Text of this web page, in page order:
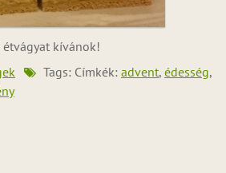
étvágyat kívánok!
Tags: Címkék: advent, édesség,